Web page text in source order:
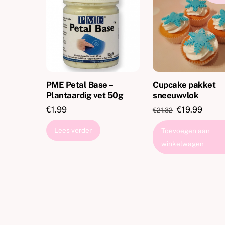
PME Petal Base –
Plantaardig vet 50g
€1.99
Lees verder
Cupcake pakket
sneeuwvlok
€21.32
prijs
was:
€21.32.
€19.99
prijs
is:
€19.99.
Toevoegen aan
winkelwagen